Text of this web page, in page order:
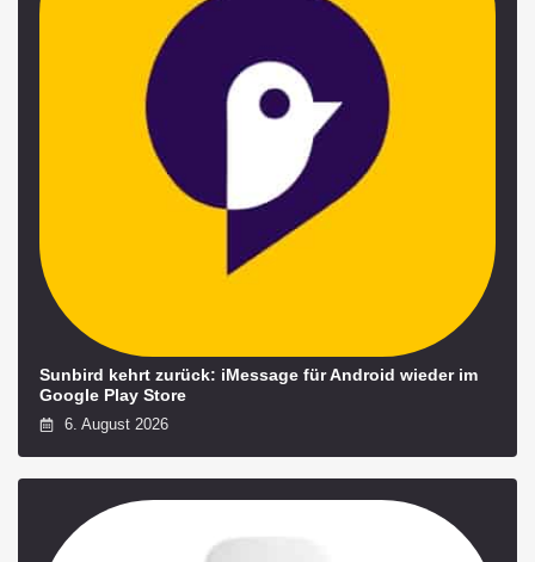
Sunbird kehrt zurück: iMessage für Android wieder im
Google Play Store
6. August 2026